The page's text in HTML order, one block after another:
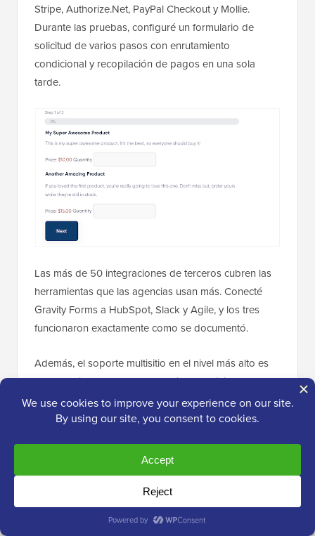
Stripe, Authorize.Net, PayPal Checkout y Mollie.
Durante las pruebas, configuré un formulario de
solicitud de varios pasos con enrutamiento
condicional y recopilación de pagos en una sola
tarde.
Las más de 50 integraciones de terceros cubren las
herramientas que las agencias usan más. Conecté
Gravity Forms a HubSpot, Slack y Agile, y los tres
funcionaron exactamente como se documentó.
Además, el soporte multisitio en el nivel más alto es
una ventaja real para las agencias. Administrar
formularios en múltiples sitios de clientes desde una
sola licencia simplifica la facturación y el
Para el spam, Gravity Forms te ofrece opciones de
reCAPTCHA, Akismet y honeypot en la configuración,
para que puedas bloquear envíos de bots sin un